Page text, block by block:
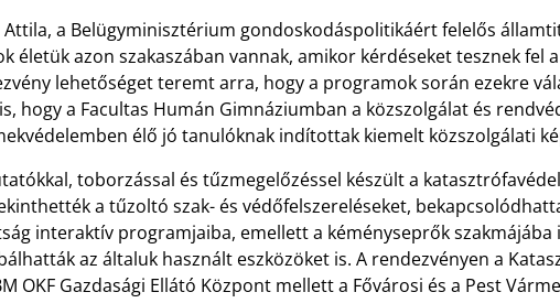
Attila, a Belügyminisztérium gondoskodáspolitikáért felelős
életük azon szakaszában vannak, amikor kérdéseket tesznek fel
lehetőséget teremt arra, hogy a programok során ezekre
hogy a Facultas Humán Gimnáziumban a közszolgálat és
élő jó tanulóknak indítottak kiemelt közszolgálati
toborzással és tűzmegelőzéssel készült a
a tűzoltó szak- és védőfelszereléseket,
interaktív programjaiba, emellett a kéményseprők
az általuk használt eszközöket is. A rendezvényen a
OKF Gazdasági Ellátó Központ mellett a Fővárosi és a Pest